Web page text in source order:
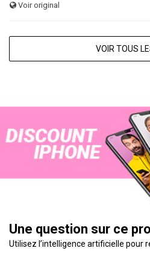
Voir original
VOIR TOUS
Une question sur ce
Utilisez l’intelligence artificielle pour